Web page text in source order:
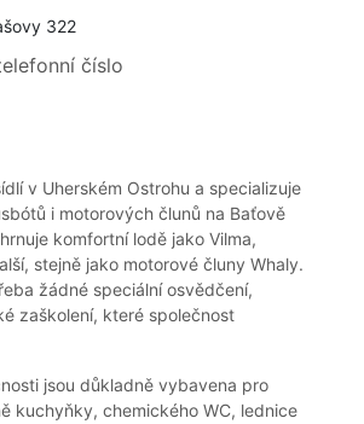
322
číslo
v Uherském Ostrohu a specializuje
i motorových člunů na Baťově
komfortní lodě jako Vilma,
stejně jako motorové čluny Whaly.
žádné speciální osvědčení,
zaškolení, které společnost
jsou důkladně vybavena pro
kuchyňky, chemického WC, lednice